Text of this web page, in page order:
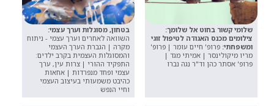
שלומי קשור בחוט אל שלומך:
צילומים מכנס האגודה לטיפול זוגי
ומשפחתי: פרופ' חיים עומר | פרופ'
מריו מיקולינסר | אמיתי מגד |
פרופ' אסתר כהן וד"ר נגה נברו
בטחון, מסוגלות וערך עצמי:
השוואה לאחרים וערך עצמי - ניתוח
מקרה | הגברת הערך העצמי
והמסוגלות העצמית בקרב ילדים:
התפקיד ההורי | צרות עין, ערך
עצמי ופחד מנפרדות | אחאות
כהיבט משמעותי בעיצוב העצמי
וחיי הנפש